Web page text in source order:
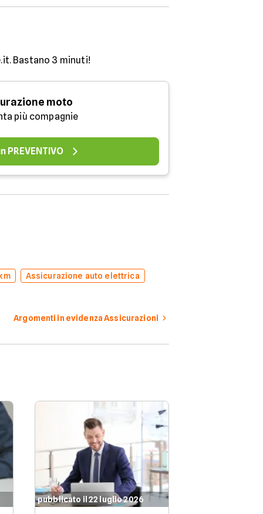
Bastano 3 minuti!
moto
più compagnie
PREVENTIVO
Assicurazione auto elettrica
Argomenti in evidenza Assicurazioni
pubblicato il 22 luglio 2026